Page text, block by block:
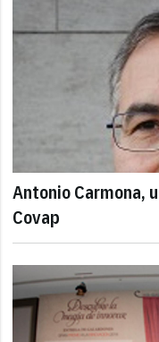
Antonio Carmona,
Covap